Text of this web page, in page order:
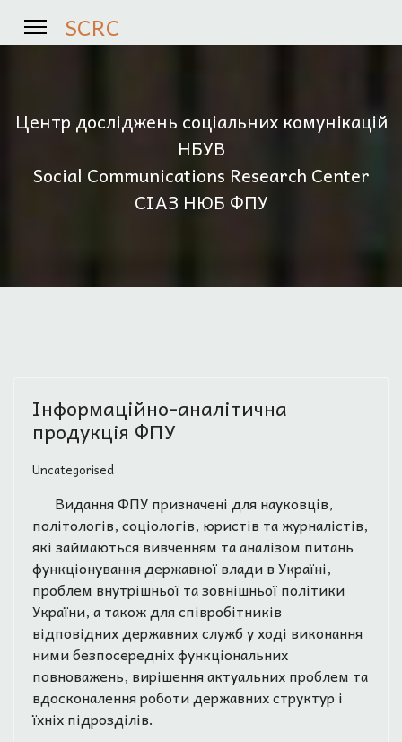
SCRC
Центр досліджень соціальних комунікацій
НБУВ
Social Communications Research Center
СІАЗ НЮБ ФПУ
Інформаційно-аналітична
продукція ФПУ
Uncategorised
Видання ФПУ призначені для науковців,
політологів, соціологів, юристів та журналістів,
які займаються вивченням та аналізом питань
функціонування державної влади в Україні,
проблем внутрішньої та зовнішньої політики
України, а також для співробітників
відповідних державних служб у ході виконання
ними безпосередніх функціональних
повноважень, вирішення актуальних проблем та
вдосконалення роботи державних структур і
їхніх підрозділів.